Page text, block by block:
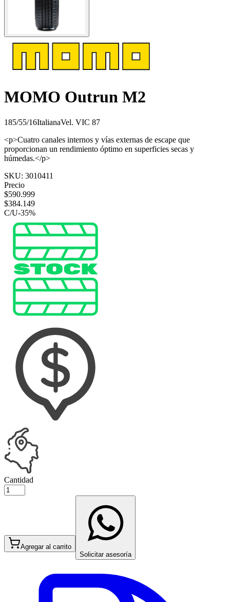
MOMO Outrun M2
185/55/16ItalianaVel. VIC 87
<p>Cuatro canales internos y vías externas de escape que
proporcionan un rendimiento óptimo en superficies secas y
húmedas.</p>
SKU: 3010411
Precio
$590.999
$384.149
C/U-35%
Cantidad
Agregar al carrito
Solicitar asesoría